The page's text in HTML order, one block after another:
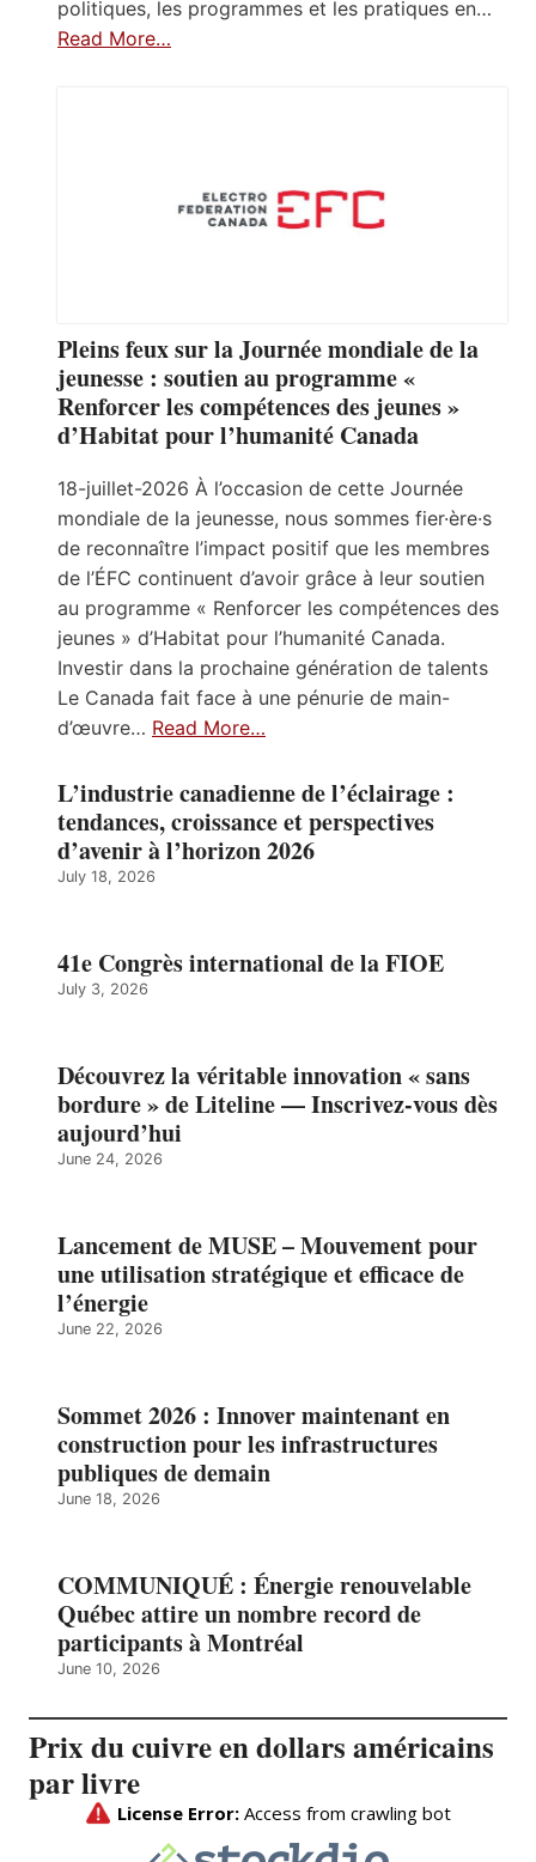
politiques, les programmes et les pratiques en…
Read More…
Pleins feux sur la Journée mondiale de la
jeunesse : soutien au programme «
Renforcer les compétences des jeunes »
d’Habitat pour l’humanité Canada
18-juillet-2026 À l’occasion de cette Journée
mondiale de la jeunesse, nous sommes fier·ère·s
de reconnaître l’impact positif que les membres
de l’ÉFC continuent d’avoir grâce à leur soutien
au programme « Renforcer les compétences des
jeunes » d’Habitat pour l’humanité Canada.
Investir dans la prochaine génération de talents
Le Canada fait face à une pénurie de main-
d’œuvre… Read More…
L’industrie canadienne de l’éclairage :
tendances, croissance et perspectives
d’avenir à l’horizon 2026
July 18, 2026
41e Congrès international de la FIOE
July 3, 2026
Découvrez la véritable innovation « sans
bordure » de Liteline — Inscrivez-vous dès
aujourd’hui
June 24, 2026
Lancement de MUSE – Mouvement pour
une utilisation stratégique et efficace de
l’énergie
June 22, 2026
Sommet 2026 : Innover maintenant en
construction pour les infrastructures
publiques de demain
June 18, 2026
COMMUNIQUÉ : Énergie renouvelable
Québec attire un nombre record de
participants à Montréal
June 10, 2026
Prix du cuivre en dollars américains
par livre